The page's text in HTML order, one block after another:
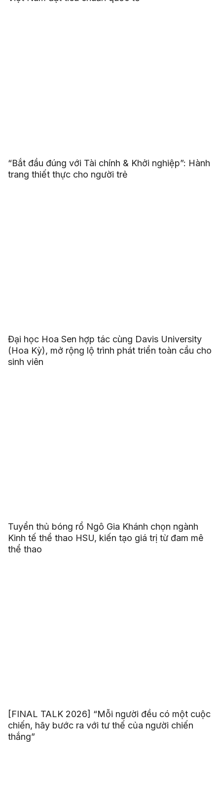
“Bắt đầu đúng với Tài chính & Khởi nghiệp”: Hành
trang thiết thực cho người trẻ
Đại học Hoa Sen hợp tác cùng Davis University
(Hoa Kỳ), mở rộng lộ trình phát triển toàn cầu cho
sinh viên
Tuyển thủ bóng rổ Ngô Gia Khánh chọn ngành
Kinh tế thể thao HSU, kiến tạo giá trị từ đam mê
thể thao
[FINAL TALK 2026] “Mỗi người đều có một cuộc
chiến, hãy bước ra với tư thế của người chiến
thắng”